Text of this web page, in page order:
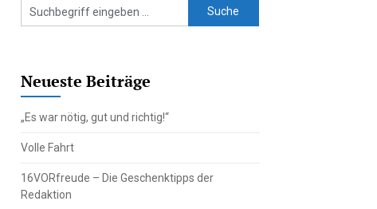
Neueste Beiträge
„Es war nötig, gut und richtig!“
Volle Fahrt
16VORfreude – Die Geschenktipps der
Redaktion